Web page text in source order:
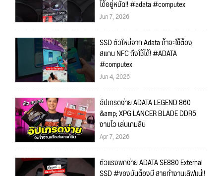
ได้อยู่หมัด!! #adata #computex
Jun 7, 2026
SSD ตัวใหม่จาก Adata ถ้าจะใช้ต้อง
สแกน NFC ถึงใช้ได้! #ADATA
#computex
Jun 4, 2026
อัปเกรดง่าย ADATA LEGEND 860
&amp; XPG LANCER BLADE DDR5
งานไว เล่นเกมลื่น
Apr 7, 2026
ตัวแรงพกง่าย ADATA SE880 External